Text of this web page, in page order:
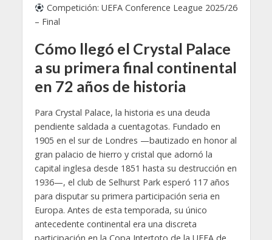
Competición: UEFA Conference League 2025/26
– Final
Cómo llegó el Crystal Palace
a su primera final continental
en 72 años de historia
Para Crystal Palace, la historia es una deuda
pendiente saldada a cuentagotas. Fundado en
1905 en el sur de Londres —bautizado en honor al
gran palacio de hierro y cristal que adornó la
capital inglesa desde 1851 hasta su destrucción en
1936—, el club de Selhurst Park esperó 117 años
para disputar su primera participación seria en
Europa. Antes de esta temporada, su único
antecedente continental era una discreta